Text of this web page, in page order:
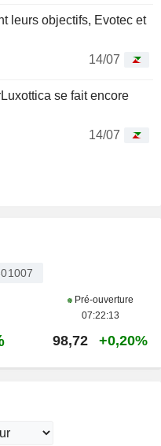
leurs objectifs, Evotec et
14/07
se fait encore
14/07
Pré-ouverture
07:22:13
98,72 +0,20%